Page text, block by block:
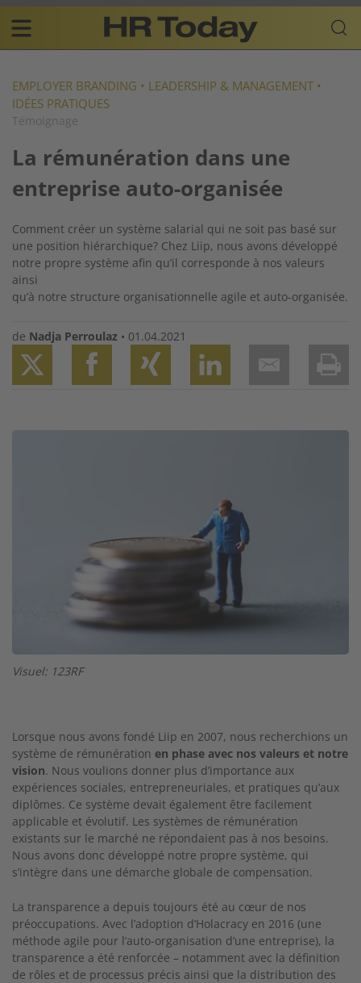
Skip
content
Plattform
für
Resources
navigation
FR
EMPLOYER BRANDING • LEADERSHIP & MANAGEMENT •
IDÉES PRATIQUES
Témoignage
La rémunération dans une
entreprise auto-organisée
Comment créer un système salarial qui ne soit pas basé sur
une position hiérarchique? Chez Liip, nous avons développé
notre propre système afin qu’il corresponde à nos valeurs
ainsi
qu’à notre structure organisationnelle agile et auto-organisée.
de Nadja Perroulaz • 01.04.2021
Visuel: 123RF
Lorsque nous avons fondé Liip en 2007, nous recherchions un
système de rémunération en phase avec nos valeurs et notre
vision. Nous voulions donner plus d’importance aux
expériences sociales, entrepreneuriales, et pratiques qu’aux
diplômes. Ce système devait également être facilement
applicable et évolutif. Les systèmes de rémunération
existants sur le marché ne répondaient pas à nos besoins.
Nous avons donc développé notre propre système, qui
s’intègre dans une démarche globale de compensation.
La transparence a depuis toujours été au cœur de nos
préoccupations. Avec l’adoption d’Holacracy en 2016 (une
méthode agile pour l’auto-organisation d’une entreprise), la
transparence a été renforcée – notamment avec la définition
de rôles et de processus précis ainsi que la distribution des